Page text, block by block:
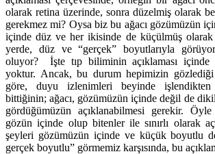
olarak retina üzerinde, sonra düzelmiş olarak
gerekmez mi? Oysa biz bu ağacı gözümüzün
içinde düz ve her ikisinde de küçülmüş
yerde, düz ve “gerçek” boyutlarıyla
oluyor? İşte tıp biliminin açıklaması içinde
yoktur. Ancak, bu durum hepimizin
göre, duyu izlenimleri beyinde
bittiğinin; ağacı, gözümüzün içinde değil de
gördüğümüzün açıklanabilmesi gerekir.
gözün içinde olup bitenler ile sınırlı olarak
şeyleri gözümüzün içinde ve küçük boyutlu
gerçek boyutlu” görmemiz karşısında, bu